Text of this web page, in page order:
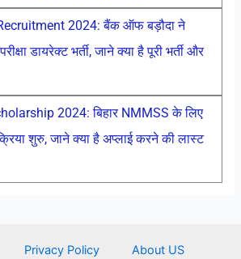
2024: बैंक ऑफ बड़ौदा ने
डायरेक्ट भर्ती, जाने क्या है पूरी भर्ती और
2024: बिहार NMMSS के लिए
शुरु, जाने क्या है अप्लाई करने की लास्ट
Privacy Policy
About US